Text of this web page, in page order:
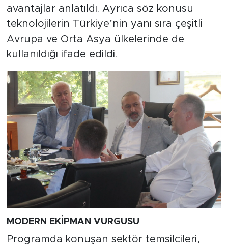
avantajlar anlatıldı. Ayrıca söz konusu
teknolojilerin Türkiye’nin yanı sıra çeşitli
Avrupa ve Orta Asya ülkelerinde de
kullanıldığı ifade edildi.
MODERN EKİPMAN VURGUSU
Programda konuşan sektör temsilcileri,